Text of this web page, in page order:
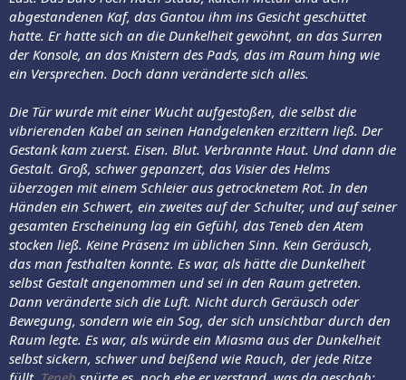
abgestandenen Kaf, das Gantou ihm ins Gesicht geschüttet
hatte. Er hatte sich an die Dunkelheit gewöhnt, an das Surren
der Konsole, an das Knistern des Pads, das im Raum hing wie
ein Versprechen. Doch dann veränderte sich alles.
Die Tür wurde mit einer Wucht aufgestoßen, die selbst die
vibrierenden Kabel an seinen Handgelenken erzittern ließ. Der
Gestank kam zuerst. Eisen. Blut. Verbrannte Haut. Und dann die
Gestalt. Groß, schwer gepanzert, das Visier des Helms
überzogen mit einem Schleier aus getrocknetem Rot. In den
Händen ein Schwert, ein zweites auf der Schulter, und auf seiner
gesamten Erscheinung lag ein Gefühl, das Teneb den Atem
stocken ließ. Keine Präsenz im üblichen Sinn. Kein Geräusch,
das man festhalten konnte. Es war, als hätte die Dunkelheit
selbst Gestalt angenommen und sei in den Raum getreten.
Dann veränderte sich die Luft. Nicht durch Geräusch oder
Bewegung, sondern wie ein Sog, der sich unsichtbar durch den
Raum legte. Es war, als würde ein Miasma aus der Dunkelheit
selbst sickern, schwer und beißend wie Rauch, der jede Ritze